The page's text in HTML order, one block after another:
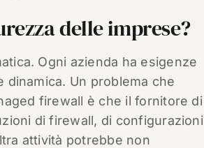
delle imprese?
Ogni azienda ha esigenze
Un problema che
firewall è che il fornitore di
di firewall, di configurazioni
attività potrebbe non